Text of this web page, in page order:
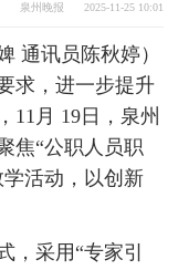
泉州晚报 2025-11-25 10:01
通讯员陈秋婷）
求，进一步提升
11月 19日，泉州
焦“公职人员职
活动，以创新
，采用“专家引